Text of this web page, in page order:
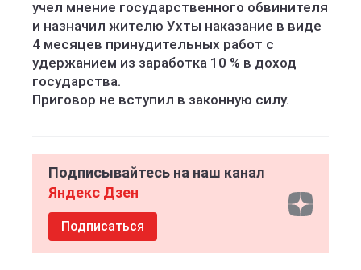
учел мнение государственного обвинителя
и назначил жителю Ухты наказание в виде
4 месяцев принудительных работ с
удержанием из заработка 10 % в доход
государства.
Приговор не вступил в законную силу.
Подписывайтесь на наш канал
Яндекс Дзен
Подписаться